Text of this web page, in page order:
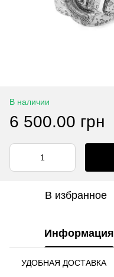
В наличии
6 500.00 грн
В избранное
Информация
УДОБНАЯ ДОСТАВКА